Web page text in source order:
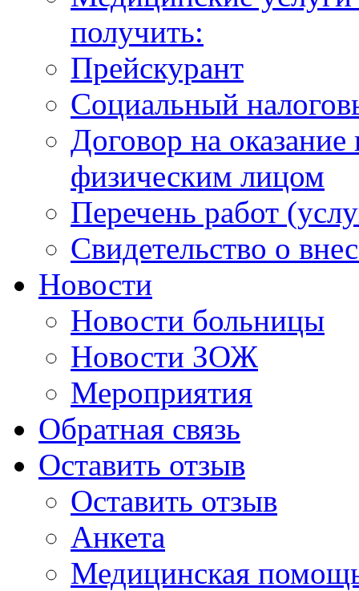
получить:
Прейскурант
Социальный
Договор на
физическим лицом
Перечень работ
Свидетельство о
Новости
Новости больницы
Новости ЗОЖ
Мероприятия
Обратная связь
Оставить отзыв
Оставить отзыв
Анкета
Медицинская